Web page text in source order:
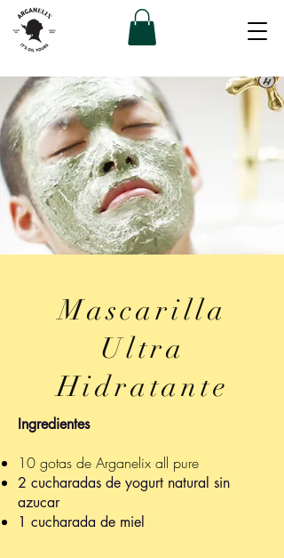
Mascarilla
Ultra
Hidratante
Ingredientes
10 gotas de Arganelix all pure
2 cucharadas de yogurt natural sin
azucar
1 cucharada de miel